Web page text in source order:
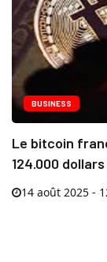
BUSINESS
Le bitcoin
124.000 dollars
14 août 2025 -